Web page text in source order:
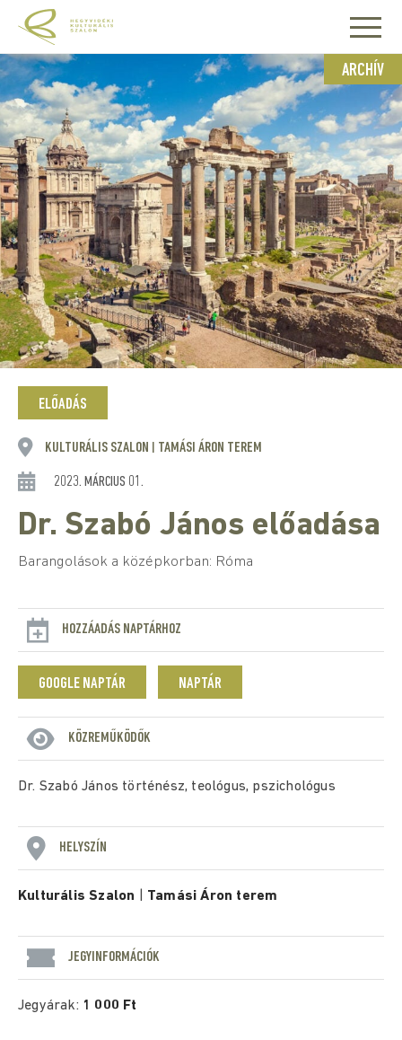
ARCHÍV
ELŐADÁS
KULTURÁLIS SZALON TAMÁSI ÁRON TEREM
2023. MÁRCIUS 01.
Dr. Szabó János előadása
Barangolások a középkorban: Róma
HOZZÁADÁS NAPTÁRHOZ
GOOGLE NAPTÁR NAPTÁR
KÖZREMŰKÖDŐK
Dr. Szabó János történész, teológus, pszichológus
HELYSZÍN
Kulturális Szalon Tamási Áron terem
JEGYINFORMÁCIÓK
Jegyárak: 1 000 Ft